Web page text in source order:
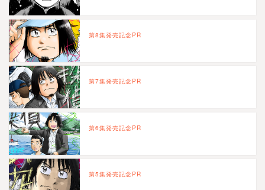
第8集発売記念PR
第7集発売記念PR
第6集発売記念PR
第5集発売記念PR